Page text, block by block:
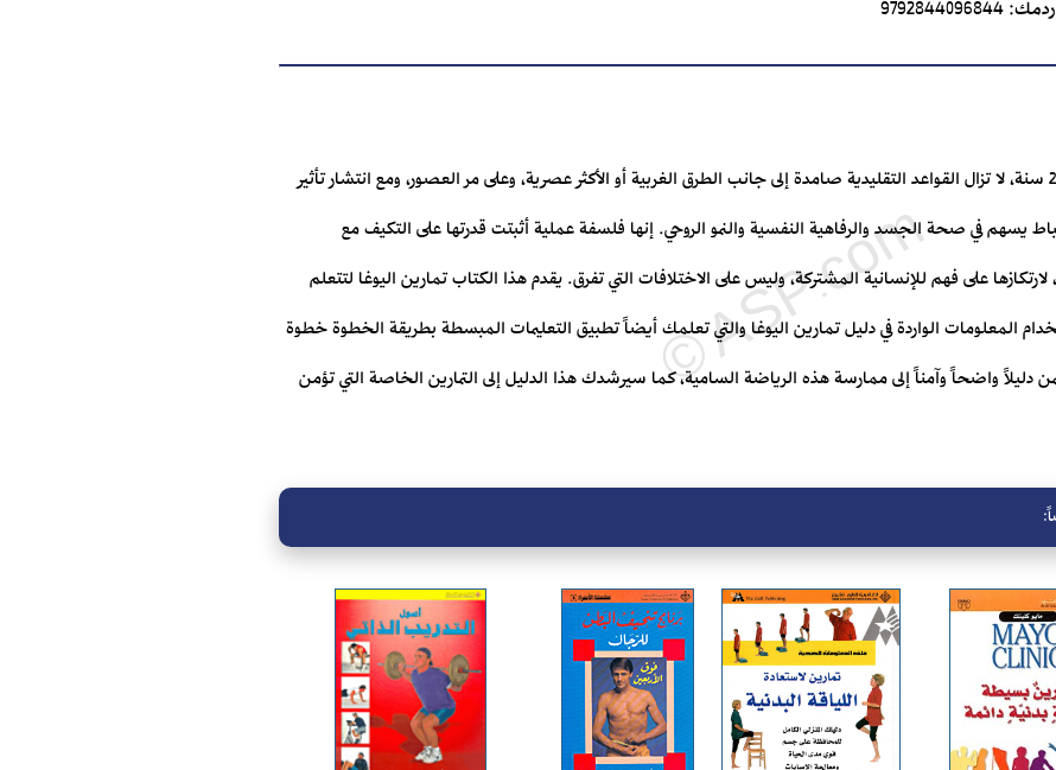
في الهند، حيث نشأ اليوغا قبل نحو 2000 سنة، لا تزال القواعد التقليدية صامدة إلى جانب الطرق الغربية أو الأكثر عصرية، وعلى مر العصور، ومع انتشار تأثير
يسهم في صحة الجسد والرفاهية النفسية والنمو الروحي. إنها فلسفة عملية أثبتت قدرتها على التكيف مع
على فهم للإنسانية المشتركة، وليس على الاختلافات التي تفرق. يقدم هذا الكتاب تمارين اليوغا لتتعلم
المعلومات الواردة في دليل تمارين اليوغا والتي تعلمك أيضاً تطبيق التعليمات المبسطة بطريقة الخطوة خطوة
دليلاً واضحاً وآمناً إلى ممارسة هذه الرياضة السامية، كما سيرشدك هذا الدليل إلى التمارين الخاصة التي تؤمن